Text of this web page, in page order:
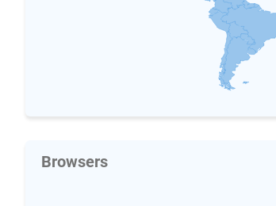
Browsers